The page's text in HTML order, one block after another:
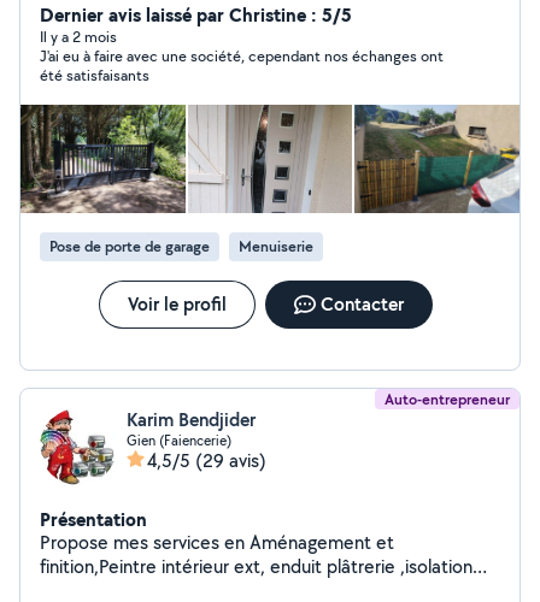
Dernier avis laissé par Christine : 5/5
Il y a 2 mois
J'ai eu à faire avec une société, cependant nos échanges ont
été satisfaisants
Pose de porte de garage Menuiserie
Voir le profil Contacter
Auto-entrepreneur
Karim Bendjider
Gien (Faiencerie)
4,5/5 (29 avis)
Présentation
Propose mes services en Aménagement et
finition,Peintre intérieur ext, enduit plâtrerie ,isolation